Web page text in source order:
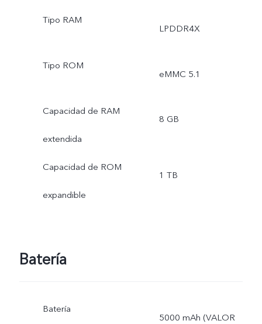
Tipo RAM
LPDDR4X
Tipo ROM
eMMC 5.1
Capacidad de RAM
extendida
8 GB
Capacidad de ROM
expandible
1 TB
Batería
Batería
5000 mAh (VALOR